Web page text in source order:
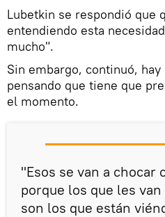
Lubetkin se respondió que
entendiendo esta
mucho".
Sin embargo, continuó,
pensando que tiene que
el momento.
"Esos se van a chocar
porque los que les
son los que están